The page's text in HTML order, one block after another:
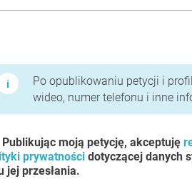
użytkowania i polityka
Po opublikowaniu petycji i
wideo, numer telefonu i inne
Publikując moją petycję, akceptuję
prywatności dotyczącej danych
jej przesłania.